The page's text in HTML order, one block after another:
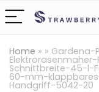
Home » » Gardena-
Schnittbreite-45-l-
60-mm-
Handgriff-5042-20